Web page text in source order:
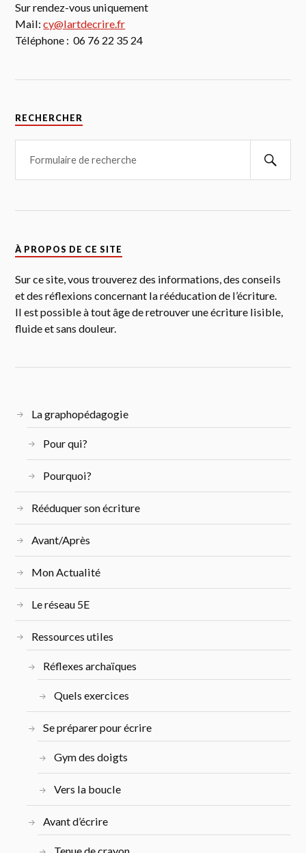
Sur rendez-vous uniquement
Mail:cy@lartdecrire.fr
Téléphone : 06 76 22 35 24
RECHERCHER
À PROPOS DE CE SITE
Sur ce site, vous trouverez des informations, des conseils
et des réflexions concernant la rééducation de l’écriture.
Il est possible à tout âge de retrouver une écriture lisible,
fluide et sans douleur.
La graphopédagogie
Pour qui?
Pourquoi?
Rééduquer son écriture
Avant/Après
Mon Actualité
Le réseau 5E
Ressources utiles
Réflexes archaïques
Quels exercices
Se préparer pour écrire
Gym des doigts
Vers la boucle
Avant d’écrire